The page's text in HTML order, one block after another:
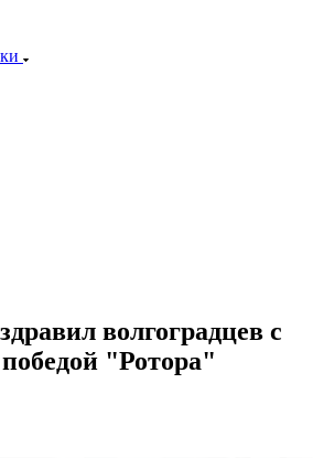
волгоградцев с
"Ротора"